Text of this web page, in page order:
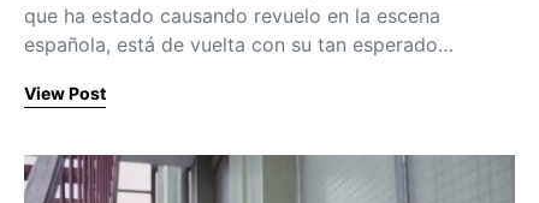
que ha estado causando revuelo en la escena
española, está de vuelta con su tan esperado…
View Post